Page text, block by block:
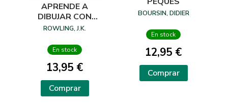
APRENDE A
DIBUJAR CON
HARRY POTTER
ROWLING, J.K.
En stock
13,95 €
Comprar
BOURSIN, DIDIER
En stock
12,95 €
Comprar